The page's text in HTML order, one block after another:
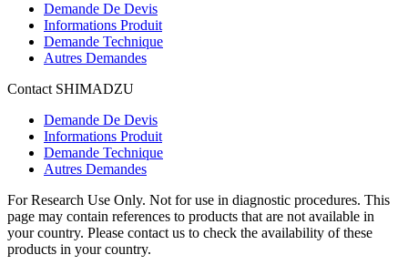
Demande De Devis
Informations Produit
Demande Technique
Autres Demandes
Contact SHIMADZU
Demande De Devis
Informations Produit
Demande Technique
Autres Demandes
For Research Use Only. Not for use in diagnostic procedures. This
page may contain references to products that are not available in
your country. Please contact us to check the availability of these
products in your country.